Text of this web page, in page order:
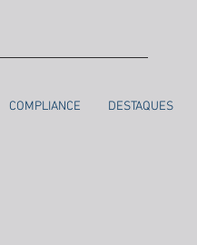
COMPLIANCE DESTAQUES